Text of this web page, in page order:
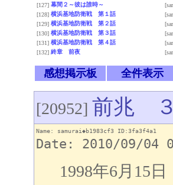
[127] 幕間２～彼は誰時～
[128] 横浜基地防衛戦 第１話
[129] 横浜基地防衛戦 第２話
[130] 横浜基地防衛戦 第３話
[131] 横浜基地防衛戦 第４話
[132] 終章 前夜
感想掲示板 全件表示
[20952] 前兆
Name: samurai◆b1983cf3 ID:3fa3f4a1
Date: 2010/09/04
1998年6月